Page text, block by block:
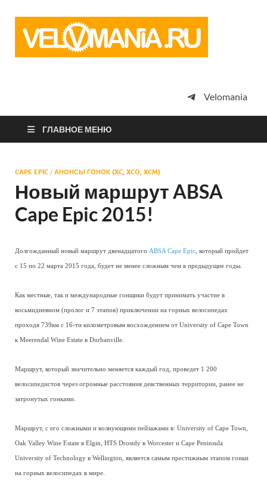
просто
Velomania
ГЛАВНОЕ МЕНЮ
CAPE EPIC / АНОНСЫ ГОНОК (XC, XCO, XCM)
Новый маршрут ABSA
Cape Epic 2015!
Долгожданный новый маршрут двенадцатого ABSA Cape Epic , который пройдет
с 15 по 22 марта 2015 года, будет не менее сложным чем в предыдущие годы.
Как местные, так и международные гонщики будут принимать участие в
восьмидневном (пролог и 7 этапов) приключении на горных велосипедах
проходя 739км с 16-ти километровым восхождением от University of Cape Town
к Meerendal Wine Estate в Durbanville.
Маршрут, который значительно меняется каждый год, проведет 1 200
велосипедистов через огромные расстояния девственных территории, ранее не
затронутых гонками.
Маршрут, с его сложными и волнующими пейзажами в: University of Cape Town,
Oak Valley Wine Estate в Elgin, HTS Drostdy в Worcester и Cape Peninsula
University of Technology в Wellington, является самым престижным этапом гонки
на горных велосипедах в мире.